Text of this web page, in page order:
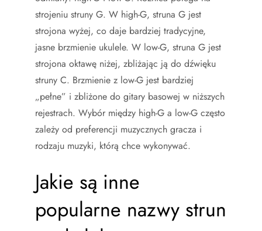
strojeniu struny G. W high-G, struna G jest
strojona wyżej, co daje bardziej tradycyjne,
jasne brzmienie ukulele. W low-G, struna G jest
strojona oktawę niżej, zbliżając ją do dźwięku
struny C. Brzmienie z low-G jest bardziej
„pełne” i zbliżone do gitary basowej w niższych
rejestrach. Wybór między high-G a low-G często
zależy od preferencji muzycznych gracza i
rodzaju muzyki, którą chce wykonywać.
Jakie są inne
popularne nazwy strun